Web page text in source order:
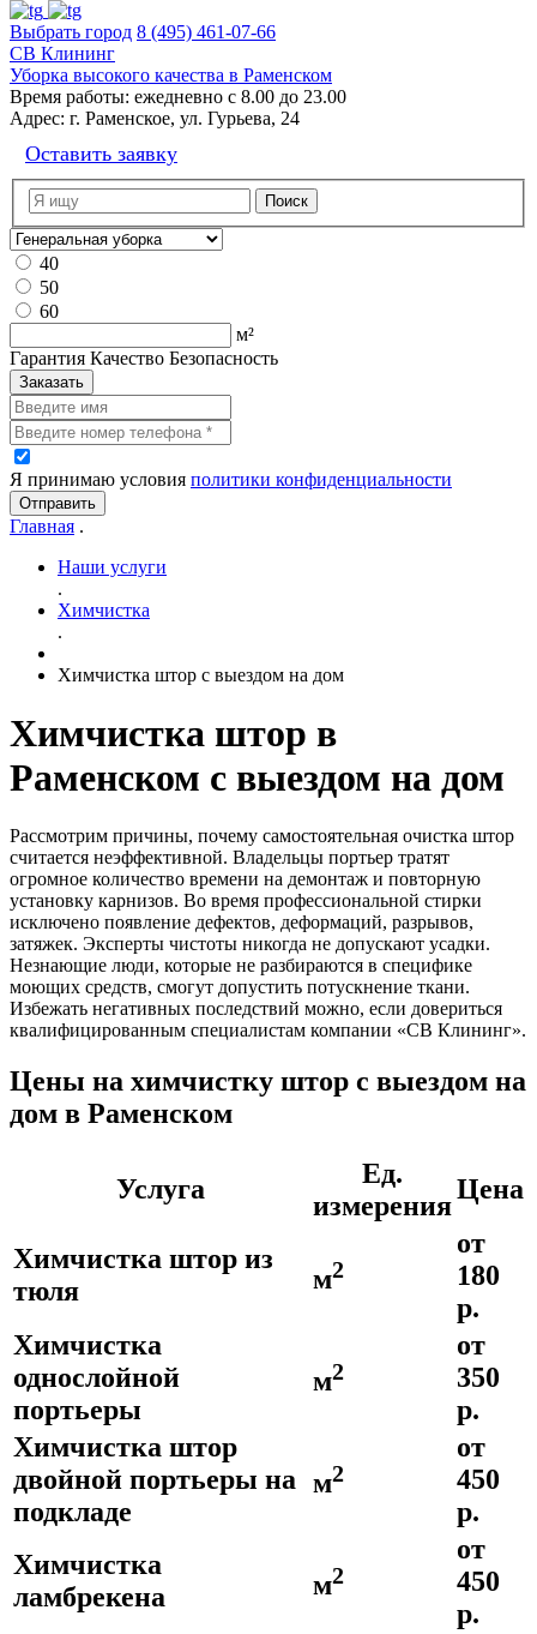
Выбрать город 8 (495) 461-07-66
СВ Клининг
Уборка высокого качества в Раменском
Время работы: ежедневно с 8.00 до 23.00
Адрес: г. Раменское, ул. Гурьева, 24
Оставить заявку
40
50
60
м²
Гарантия Качество Безопасность
Заказать
Я принимаю условия политики конфиденциальности
Отправить
Главная .
Наши услуги
.
Химчистка
.
Химчистка штор с выездом на дом
Химчистка штор в
Раменском с выездом на дом
Рассмотрим причины, почему самостоятельная очистка штор
считается неэффективной. Владельцы портьер тратят
огромное количество времени на демонтаж и повторную
установку карнизов. Во время профессиональной стирки
исключено появление дефектов, деформаций, разрывов,
затяжек. Эксперты чистоты никогда не допускают усадки.
Незнающие люди, которые не разбираются в специфике
моющих средств, смогут допустить потускнение ткани.
Избежать негативных последствий можно, если довериться
квалифицированным специалистам компании «СВ Клининг».
Цены на химчистку штор с выездом на
дом в Раменском
Услуга
Ед.
измерения
Цена
Химчистка штор из
тюля
м2
от
180
р.
Химчистка
однослойной
портьеры
м2
от
350
р.
Химчистка штор
двойной портьеры на
подкладе
м2
от
450
р.
Химчистка
ламбрекена
м2
от
450
р.